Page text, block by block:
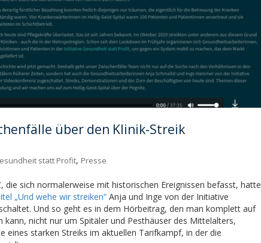
über den Klinik-Streik
statt Profit, Presse
die sich normalerweise mit historischen Ereignissen befasst, hatte
„Und wehe wir streiken“ Anja und Inge von der Initiative
Und so geht es in dem Hörbeitrag, den man komplett auf
kann, nicht nur um Spitäler und Pesthäuser des Mittelalters,
eines starken Streiks im aktuellen Tarifkampf, in der die